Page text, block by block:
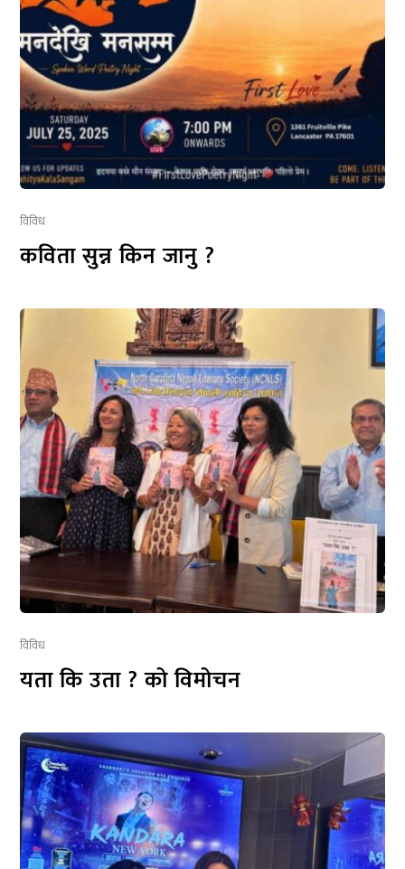
विविध
कविता सुन्न किन जानु ?
विविध
यता कि उता ? को विमोचन